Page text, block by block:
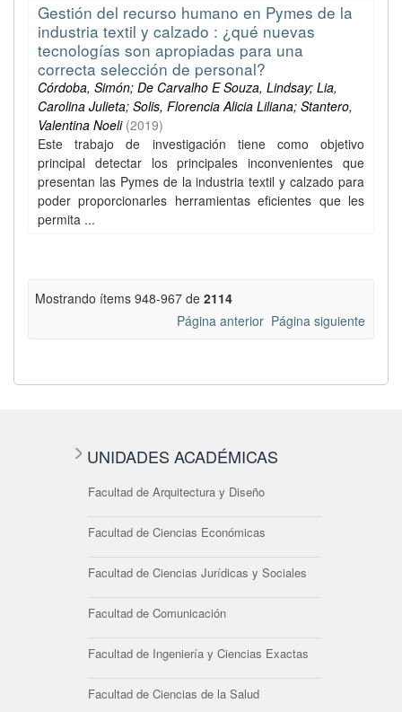
Gestión del recurso humano en Pymes de la
industria textil y calzado : ¿qué nuevas
tecnologías son apropiadas para una
correcta selección de personal?
Córdoba, Simón; De Carvalho E Souza, Lindsay; Lia,
Carolina Julieta; Solis, Florencia Alicia Liliana; Stantero,
Valentina Noeli (2019)
Este trabajo de investigación tiene como objetivo
principal detectar los principales inconvenientes que
presentan las Pymes de la industria textil y calzado para
poder proporcionarles herramientas eficientes que les
permita ...
Mostrando ítems 948-967 de 2114
Página anterior Página siguiente
UNIDADES ACADÉMICAS
Facultad de Arquitectura y Diseño
Facultad de Ciencias Económicas
Facultad de Ciencias Jurídicas y Sociales
Facultad de Comunicación
Facultad de Ingeniería y Ciencias Exactas
Facultad de Ciencias de la Salud